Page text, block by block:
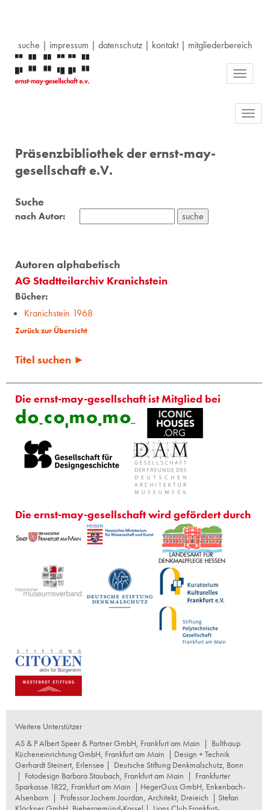
suche | impressum | datenschutz| kontakt| mitgliederbereich
Toggle
Präsenzbibliothek der ernst-may-
gesellschaft e.V.
Suche
nach Autor:
Autoren alphabetisch
AG Stadtteilarchiv Kranichstein
Bücher:
Kranichstein 1968
Zurück zur Übersicht
Titel suchen ►
Die ernst-may-gesellschaft ist Mitglied bei
Die ernst-may-gesellschaft wird gefördert durch
Weitere Unterstützer
AS & P Albert Speer & Partner GmbH, Frankfurt am Main | Bulthaup
Kücheneinrichtung GmbH, Frankfurt am Main | Design + Technik
Gerhardt Steinert, Erlensee | Deutsche Stiftung Denkmalschutz, Bonn
| Fotodesign Barbara Staubach, Frankfurt am Main | Frankfurter
Sparkasse 1822, Frankfurt am Main | HegerGuss GmbH, Enkenbach-
Alsenborn | Professor Jochem Jourdan, Architekt, Dreieich | Stefan